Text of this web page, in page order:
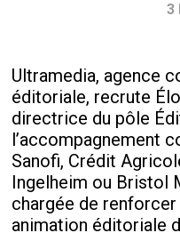
3
Ultramedia, agence
éditoriale, recrute
directrice du pôle
l’accompagnement
Sanofi, Crédit
Ingelheim ou Bristol
chargée de
animation éditoriale